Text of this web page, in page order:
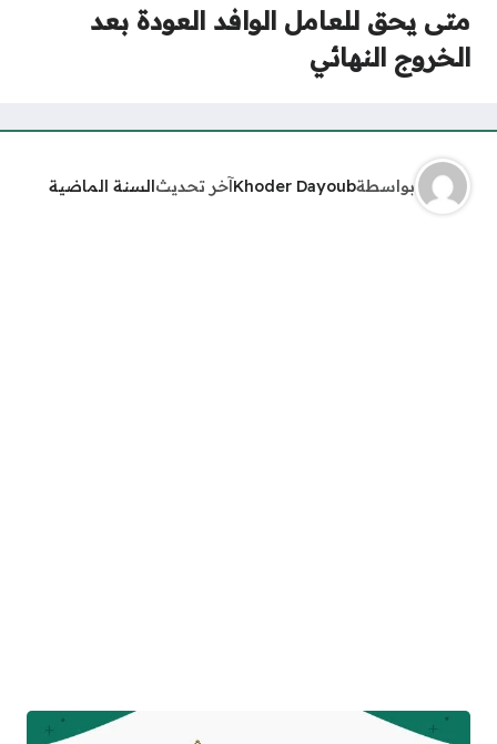
متى يحق للعامل الوافد العودة بعد
الخروج النهائي
بواسطةKhoder Dayoubآخر تحديثالسنة الماضية